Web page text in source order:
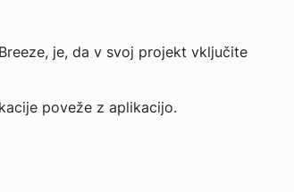
je, da v svoj projekt vključite
poveže z aplikacijo.